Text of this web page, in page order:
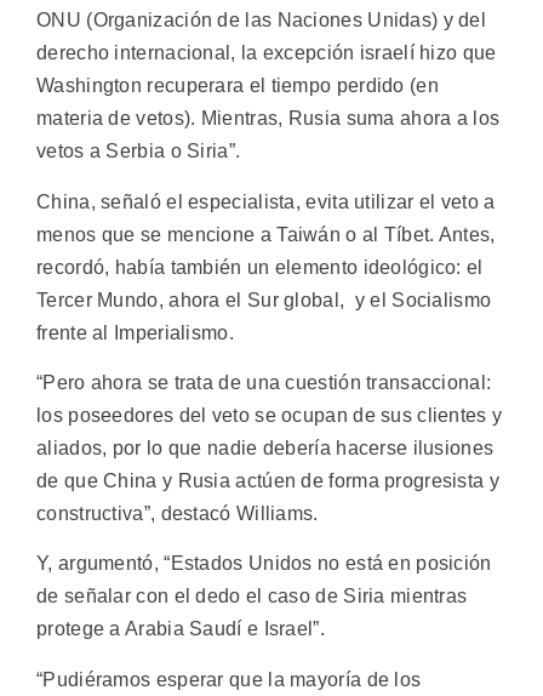
ONU (Organización de las Naciones Unidas) y del
derecho internacional, la excepción israelí hizo que
Washington recuperara el tiempo perdido (en
materia de vetos). Mientras, Rusia suma ahora a los
vetos a Serbia o Siria”.
China, señaló el especialista, evita utilizar el veto a
menos que se mencione a Taiwán o al Tíbet. Antes,
recordó, había también un elemento ideológico: el
Tercer Mundo, ahora el Sur global, y el Socialismo
frente al Imperialismo.
“Pero ahora se trata de una cuestión transaccional:
los poseedores del veto se ocupan de sus clientes y
aliados, por lo que nadie debería hacerse ilusiones
de que China y Rusia actúen de forma progresista y
constructiva”, destacó Williams.
Y, argumentó, “Estados Unidos no está en posición
de señalar con el dedo el caso de Siria mientras
protege a Arabia Saudí e Israel”.
“Pudiéramos esperar que la mayoría de los